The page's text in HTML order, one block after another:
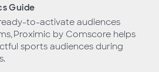
Guide
to-activate audiences
Proximic by Comscore helps
sports audiences during